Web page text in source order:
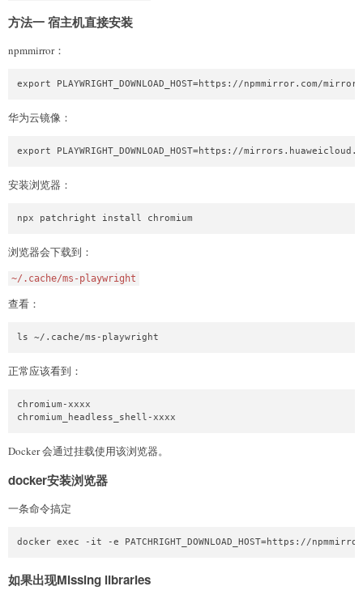
方法一 宿主机直接安装
npmmirror：
export PLAYWRIGHT_DOWNLOAD_HOST=https://npmmirror.com/
华为云镜像：
export PLAYWRIGHT_DOWNLOAD_HOST=https://
安装浏览器：
npx patchright install chromium
浏览器会下载到：
~/.cache/ms-playwright
查看：
ls ~/.cache/ms-playwright
正常应该看到：
chromium-xxxx
chromium_headless_shell-xxxx
Docker 会通过挂载使用该浏览器。
docker安装浏览器
一条命令搞定
docker exec -it -e PATCHRIGHT_DOWNLOAD_HOST=https://
如果出现Missing libraries